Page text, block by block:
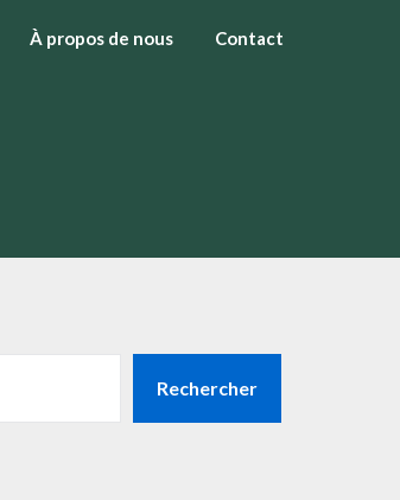
À propos de nous Contact
Rechercher